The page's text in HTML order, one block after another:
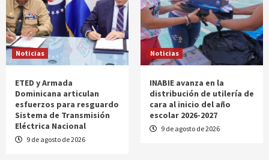
Noticias
ETED y Armada
Dominicana articulan
esfuerzos para resguardo
Sistema de Transmisión
Eléctrica Nacional
9 de agosto de 2026
Noticias
INABIE avanza en la
distribución de utilería de
cara al inicio del año
escolar 2026-2027
9 de agosto de 2026